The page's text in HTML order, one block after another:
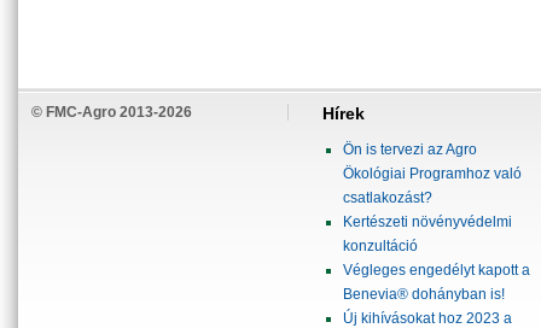
© FMC-Agro 2013-2026 Hírek
Ön is tervezi az Agro
Ökológiai Programhoz való
csatlakozást?
Kertészeti növényvédelmi
konzultáció
Végleges engedélyt kapott a
Benevia® dohányban is!
Új kihívásokat hoz 2023 a